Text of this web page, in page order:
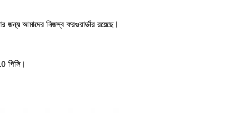
আমাদের নিজস্ব ফরওয়ার্ডার রয়েছে।
পিসি।